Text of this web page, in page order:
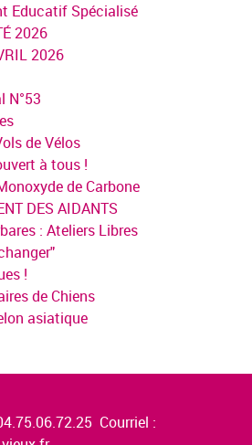
Educatif Spécialisé
2026
2026
N°53
de Vélos
à tous !
de Carbone
DES AIDANTS
: Ateliers Libres
!
de Chiens
asiatique
Courriel :